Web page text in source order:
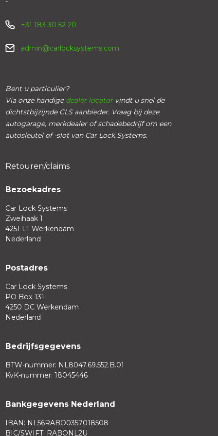
+31 183 30 52 20
admin@carlocksystems.com
Bent u particulier?
Via onze handige dealer locatorvindt u snel de
dichtstbijzijnde CLS aanbieder. Vraag bij deze
autogarage, merkdealer of schadebedrijf om een
autosleutel of -slot van Car Lock Systems.
Retouren/claims
Bezoekadres
Car Lock Systems
Zweihaak 1
4251 LT Werkendam
Nederland
Postadres
Car Lock Systems
PO Box 131
4250 DC Werkendam
Nederland
Bedrijfsgegevens
BTW-nummer: NL8047.69.552.B.01
KvK-nummer: 18045446
Bankgegevens Nederland
IBAN: NL56RABO0357018508
BIC/SWIFT: RABONL2U